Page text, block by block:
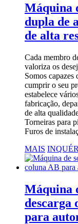
Máquina
dupla de
de alta
Cada membro
valoriza os
Somos capazes
cumprir o seu
estabelece
fabricação,
de alta
Torneiras para
Furos de
MAIS
Máquina
descarga
para